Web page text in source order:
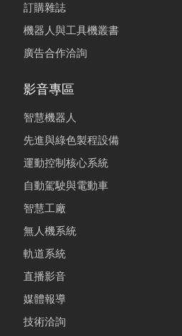
訂購雜誌
機器人與工具機叢書
廣告合作洽詢
影音專區
智慧機器人
先進與綠色製程設備
運動控制核心系統
自動駕駛與電動車
智慧工廠
無人機系統
軌道系統
直播影音
媒體報導
技術洽詢